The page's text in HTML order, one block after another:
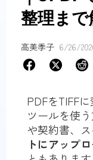
整理まで
高美季子 6/26/
PDFをTIFF
ツールを使
や契約書、
トにアップ